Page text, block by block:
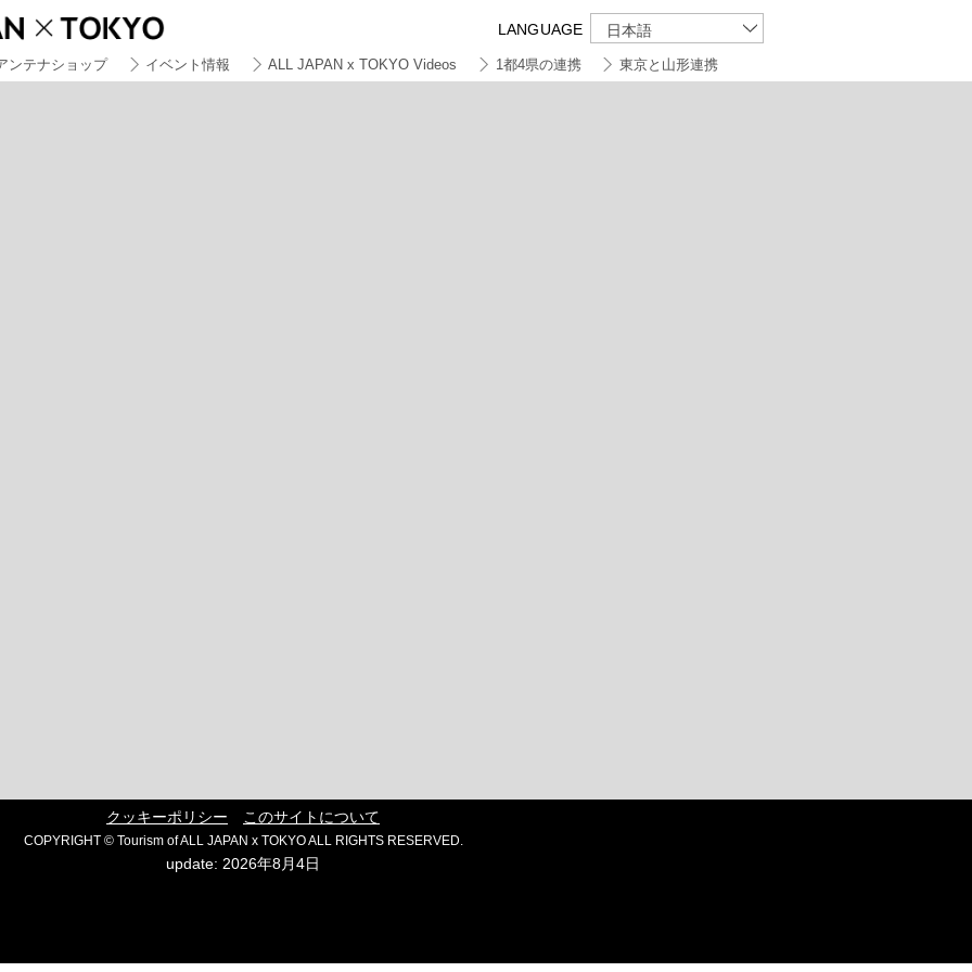
LANGUAGE 日本語
ンテナショップ イベント情報 ALL JAPAN x TOKYO Videos 1都4県の連携 東京と山形連携
クッキーポリシー このサイトについて
COPYRIGHT © Tourism of ALL JAPAN x TOKYO ALL RIGHTS RESERVED.
update: 2026年8月4日